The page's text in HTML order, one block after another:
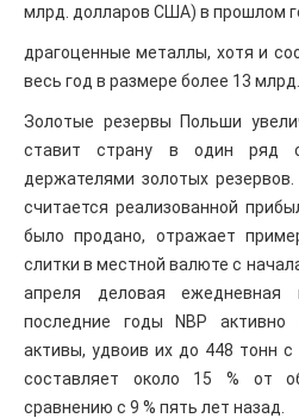
млрд. долларов США) в прошлом
драгоценные металлы, хотя и
весь год в размере более 13
Золотые резервы Польши
ставит страну в один ряд
держателями золотых
считается реализованной
было продано, отражает
слитки в местной валюте с
апреля деловая
последние годы NBP
активы, удвоив их до 448 тонн с
составляет около 15 % от
сравнению с 9 % пять лет назад.